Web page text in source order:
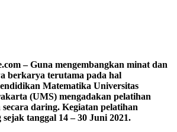
– Guna mengembangkan minat dan
berkarya terutama pada hal
Matematika Universitas
(UMS) mengadakan pelatihan
daring. Kegiatan pelatihan
tanggal 14 – 30 Juni 2021.